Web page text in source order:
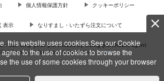
this website uses cookies.See our Cookie
to the use of cookies to browse the
the use of some cookies through your browser
個人情報保護方針 クッキーポリシー
表示 なりすまし・いたずら注文について
can ship your purchases by using purchases agent
{more…} for more information …more